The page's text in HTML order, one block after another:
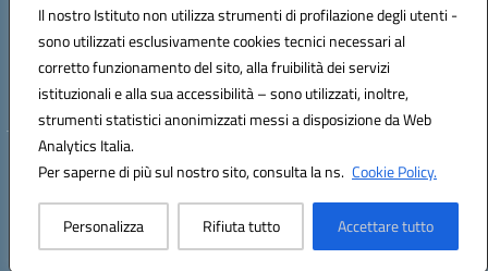
Il nostro Istituto non utilizza strumenti di profilazione degli utenti -
sono utilizzati esclusivamente cookies tecnici necessari al
corretto funzionamento del sito, alla fruibilità dei servizi
istituzionali e alla sua accessibilità – sono utilizzati, inoltre,
strumenti statistici anonimizzati messi a disposizione da Web
Analytics Italia.
Per saperne di più sul nostro sito, consulta la ns. Cookie Policy.
Personalizza Rifiuta tutto Accettare tutto
Codice fiscale: 97197050582
Codice meccanografico:RMIC86500P
Codice Indice delle Pubbliche Amministrazioni (IPA): istsc_RMIC86500P
Codice unico di fatturazione (CUF): UFSRRZ
Hosting & Powered by 3D Solution S.r.l.
Concept & Design by Designers Italia